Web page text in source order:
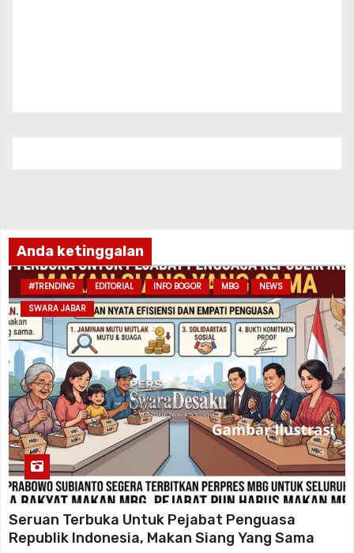
Anda ketinggalan
#TRENDING EDITORIAL INFO BOGOR MBG
NEWS
SWARA JABAR
Seruan Terbuka Untuk Pejabat Penguasa
Republik Indonesia, Makan Siang Yang Sama